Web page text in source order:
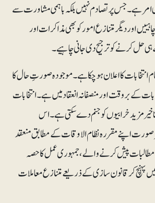
امر ہے۔ جس پر تصادم نہیں بلکہ باہمی مشاورت سے
اوردیگر متنازع امور کو بھی مذاکرات اور
حل کرنے کو ترجیح دی جانی چاہیے۔
انتخابات کا اعلان ہو چکا ہے۔ موجودہ صورتِ حال کا
کے بروقت اور منصفانہ انعقاد میں ہے۔ انتخابات
مزید خرابیوں کو جنم دے سکتی ہے۔ اس
صورت اپنے مقررہ نظام الاوقات کے مطابق منعقد
پیش کرنے والے، جمہوری عمل کا حصہ
پہنچ کر قانون سازی کے ذریعے متنازع معاملات